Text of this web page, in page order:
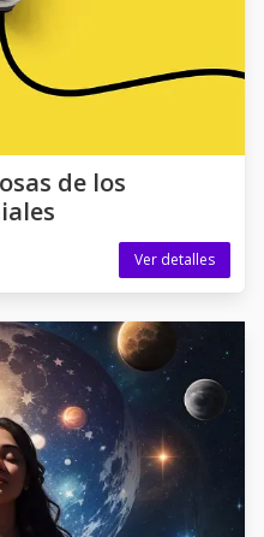
de los
Ver detalles